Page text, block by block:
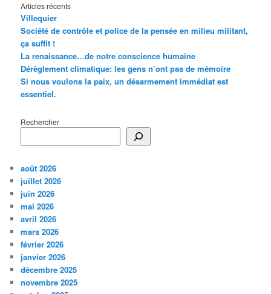
Articles récents
Villequier
Société de contrôle et police de la pensée en milieu militant,
ça suffit !
La renaissance…de notre conscience humaine
Dérèglement climatique: les gens n’ont pas de mémoire
Si nous voulons la paix, un désarmement immédiat est
essentiel.
Rechercher
août 2026
juillet 2026
juin 2026
mai 2026
avril 2026
mars 2026
février 2026
janvier 2026
décembre 2025
novembre 2025